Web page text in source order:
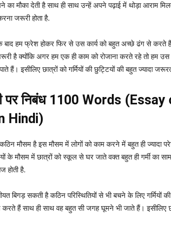
का मौका देती है साथ ही साथ उन्हें अपने पढ़ाई में थोड़ा आराम
जरूरी होता है.
बाद हम फ्रेश होकर फिर से उस कार्य को बहुत अच्छे ढंग से करते
है क्योंकि अगर हम एक ही काम को रोजाना करते रहे तो हम
हैं। इसीलिए छात्रों को गर्मियों की छुट्टियों की बहुत ज्यादा
पर निबंध 1100 Words
Hindi)
कठिन मौसम है इस मौसम में लोगों को काम करने में बहुत ही ज्यादा
के मौसम में छात्रों को स्कूल से घर जाते वक्त बहुत ही गर्मी का
होती है.
बिगड़ सकती है कठिन परिस्थितियों से भी बचने के लिए गर्मियों
हैं साथ ही साथ वह बहुत सी जगह घूमने भी जाते हैं। इसीलिए